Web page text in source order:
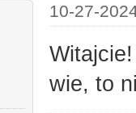
10-27-
wie, to